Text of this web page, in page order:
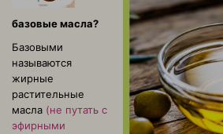
базовые масла?
Базовыми
называются
жирные
растительные
масла (не путать с
эфирными